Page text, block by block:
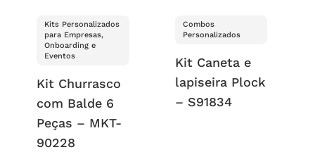
Kits Personalizados
para Empresas,
Onboarding e
Eventos
Kit Churrasco
com Balde 6
Peças – MKT-
90228
Combos
Personalizados
Kit Caneta e
lapiseira Plock
– S91834